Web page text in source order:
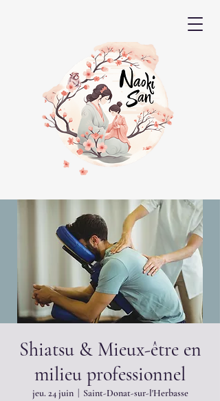
Shiatsu & Mieux-être en
milieu professionnel
jeu. 24 juin
  |
Saint-Donat-sur-l'Herbasse